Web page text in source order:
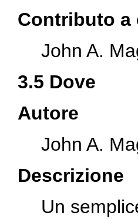
Contributo a
John A.
3.5 Dove
Autore
John A.
Descrizione
Un